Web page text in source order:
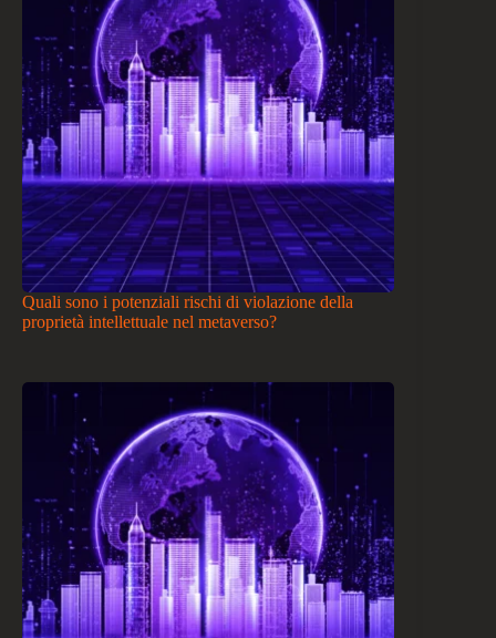
Quali sono i potenziali rischi di violazione della
proprietà intellettuale nel metaverso?